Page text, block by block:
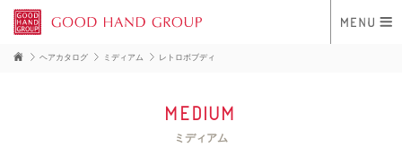
ヘアカタログ ミディアム レトロボブディ
medium
ミディアム